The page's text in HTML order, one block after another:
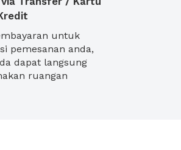
untuk
pemesanan anda,
dapat langsung
ruangan